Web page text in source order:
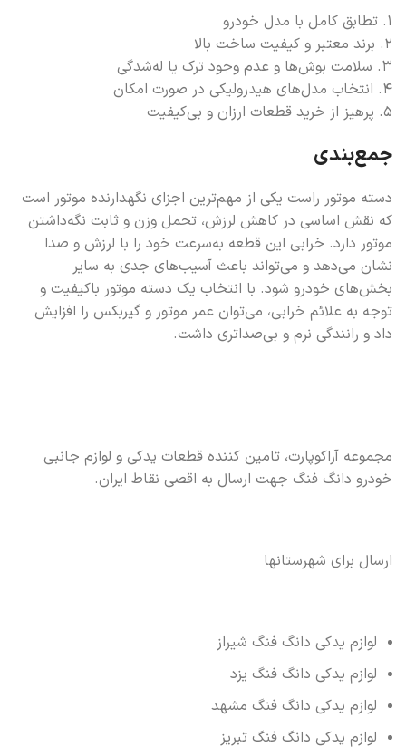
۱. تطابق کامل با مدل خودرو
۲. برند معتبر و کیفیت ساخت بالا
۳. سلامت بوش‌ها و عدم وجود ترک یا له‌شدگی
۴. انتخاب مدل‌های هیدرولیکی در صورت امکان
۵. پرهیز از خرید قطعات ارزان و بی‌کیفیت
جمع‌بندی
دسته موتور راست یکی از مهم‌ترین اجزای نگهدارنده موتور است
که نقش اساسی در کاهش لرزش، تحمل وزن و ثابت نگه‌داشتن
موتور دارد. خرابی این قطعه به‌سرعت خود را با لرزش و صدا
نشان می‌دهد و می‌تواند باعث آسیب‌های جدی به سایر
بخش‌های خودرو شود. با انتخاب یک دسته موتور باکیفیت و
توجه به علائم خرابی، می‌توان عمر موتور و گیربکس را افزایش
داد و رانندگی نرم و بی‌صداتری داشت.
مجموعه آراکوپارت، تامین کننده قطعات یدکی و لوازم جانبی
خودرو دانگ فنگ جهت ارسال به اقصی نقاط ایران.
ارسال برای شهرستانها
لوازم یدکی دانگ فنگ شیراز
لوازم یدکی دانگ فنگ یزد
لوازم یدکی دانگ فنگ مشهد
لوازم یدکی دانگ فنگ تبریز